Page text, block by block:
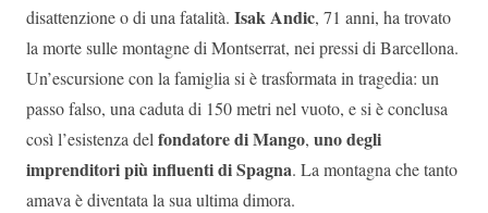
disattenzione o di una fatalità. Isak Andic, 71 anni, ha trovato
la morte sulle montagne di Montserrat, nei pressi di Barcellona.
Un’escursione con la famiglia si è trasformata in tragedia: un
passo falso, una caduta di 150 metri nel vuoto, e si è conclusa
così l’esistenza delfondatore di Mango, uno degli
imprenditori più influenti di Spagna. La montagna che tanto
amava è diventata la sua ultima dimora.